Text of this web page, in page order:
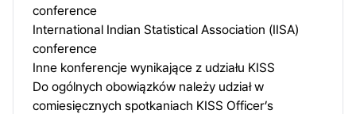
conference
International Indian Statistical Association (IISA)
conference
Inne konferencje wynikające z udziału KISS
Do ogólnych obowiązków należy udział w
comiesięcznych spotkaniach KISS Officer’s